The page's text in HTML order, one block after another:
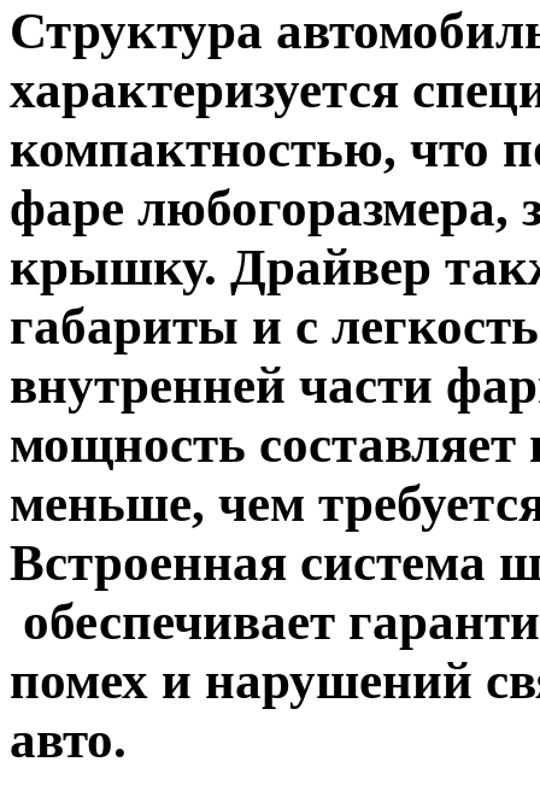
Структура
характеризуется
компактностью, что
фаре
крышку. Драйвер
габариты и с
внутренней части
мощность составляет
меньше, чем
Встроенная система
обеспечивает
помех и нарушений
авто.